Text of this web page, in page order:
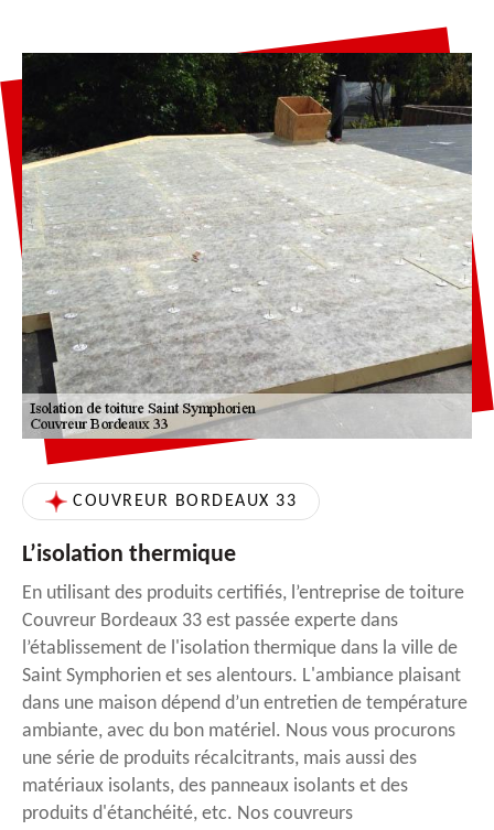
COUVREUR BORDEAUX 33
L’isolation thermique
En utilisant des produits certifiés, l’entreprise de toiture
Couvreur Bordeaux 33 est passée experte dans
l’établissement de l'isolation thermique dans la ville de
Saint Symphorien et ses alentours. L'ambiance plaisant
dans une maison dépend d’un entretien de température
ambiante, avec du bon matériel. Nous vous procurons
une série de produits récalcitrants, mais aussi des
matériaux isolants, des panneaux isolants et des
produits d'étanchéité, etc. Nos couvreurs